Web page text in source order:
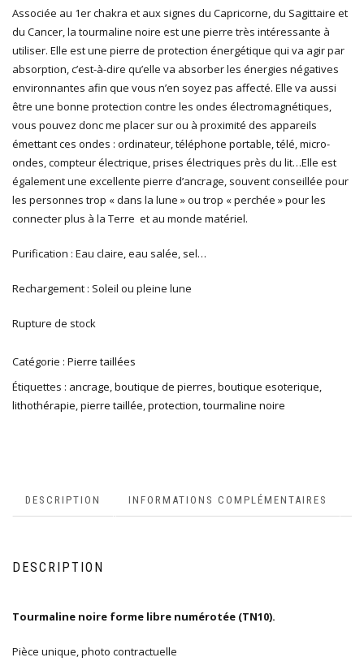
Associée au 1er chakra et aux signes du Capricorne, du Sagittaire et
du Cancer, la tourmaline noire est une pierre très intéressante à
utiliser. Elle est une pierre de protection énergétique qui va agir par
absorption, c’est-à-dire qu’elle va absorber les énergies négatives
environnantes afin que vous n’en soyez pas affecté. Elle va aussi
être une bonne protection contre les ondes électromagnétiques,
vous pouvez donc me placer sur ou à proximité des appareils
émettant ces ondes : ordinateur, téléphone portable, télé, micro-
ondes, compteur électrique, prises électriques près du lit…Elle est
également une excellente pierre d’ancrage, souvent conseillée pour
les personnes trop « dans la lune » ou trop « perchée » pour les
connecter plus à la Terre et au monde matériel.
Purification : Eau claire, eau salée, sel…
Rechargement : Soleil ou pleine lune
Rupture de stock
Catégorie : Pierre taillées
Étiquettes : ancrage,boutique de pierres,boutique esoterique,
lithothérapie,pierre taillée,protection,tourmaline noire
DESCRIPTION INFORMATIONS COMPLÉMENTAIRES
DESCRIPTION
Tourmaline noire forme libre numérotée (TN10).
Pièce unique, photo contractuelle